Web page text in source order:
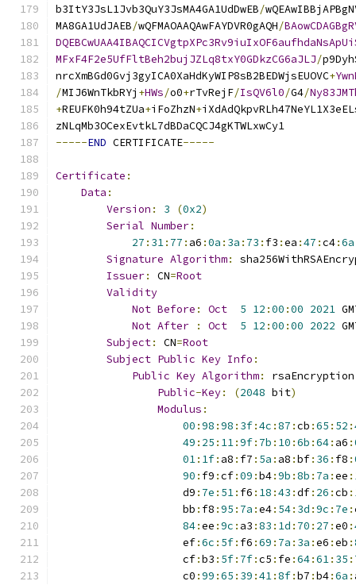
b3ItY3JsL1Jvb3QuY3JsMA4GA1UdDwEB/
MA8GA1UdJAEB/wQFMAOAAQAwFAYDVR0gAQH/
MFxF4F2e5UfFltBeh2bujJZLq8txY0GDkzCG6aJLJ/
nrcXmBGd0Gvj3gyICA0XaHdKyWIP8sB2BEDWjsEUOVC+
/MIJ6WnTkbRYj +HWs/o0+rTvRejF/IsQV6l0/G4/
+REUFK0h94tZUa+iFoZhzN+
zNLqMb3OCexEvtkL7dBDaCQCJ4gKTWLxwCy1
-----END CERTIFICATE-----
Certificate :
Data :
Version : 3 (0x2)
Serial Number:
27 : 31: 77 : a6 :0a : 3a : 73 : f3 :ea :47 :c4:6a
Signature Algorithm:
Issuer: CN=Root
Validity
Not Before : Oct 5 12 :00 :00 2021
Not After : Oct 5 12 :00 :00 2022
Subject: CN=Root
Subject Public Key Info :
Public Key Algorithm:
rsaEncryption
Public-Key: (2048 bit)
Modulus :
00 :98 :98 : 3f:4c :87 :cb :65 : 52 :
49 : 25 : 11:9f: 7b : 10 :6b :64: a6 :
01: 1f: a8 : f7 : 5a : a8 :bf: 36 : f8 :
90 : f9 :cf:09 :b4:9b :8b : 7a :ee :
                    d9
: 7e : 51: f6 : 18 :43 :df: 26 :cb :
                    bb
: f8 :95 : 7a :e4: 54: 3d :9c : 7e :
84:ee :9c : a3 :83 : 1d : 70 : 27 :e0 :
                    ef
:6c : 5f: f6 :69 : 7a : 3a :e6 :eb :
                    cf
:b3 : 5f: 7f:c5 : fe :64:61: 35 :
                    c0
:99 :65 : 39 :41:8f:b7 :b4:6a :